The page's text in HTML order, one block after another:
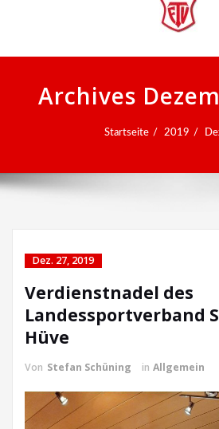
Archives
Startseite 2019
Dez. 27, 2019
Verdienstnadel des
Landessportverband
Hüve
Von Stefan Schüning in Allgemein